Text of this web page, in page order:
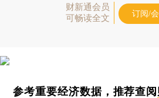
财新通会员
可畅读全文
订阅/
参考重要经济数据，推荐查阅